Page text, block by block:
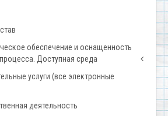
обеспечение и оснащенность
Доступная среда
услуги (все электронные
деятельность